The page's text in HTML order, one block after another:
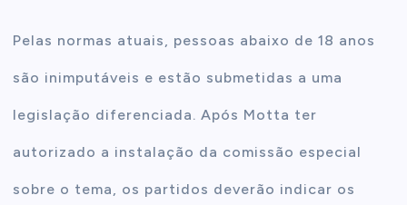
Pelas normas atuais, pessoas abaixo de 18 anos
são inimputáveis e estão submetidas a uma
legislação diferenciada. Após Motta ter
autorizado a instalação da comissão especial
sobre o tema, os partidos deverão indicar os